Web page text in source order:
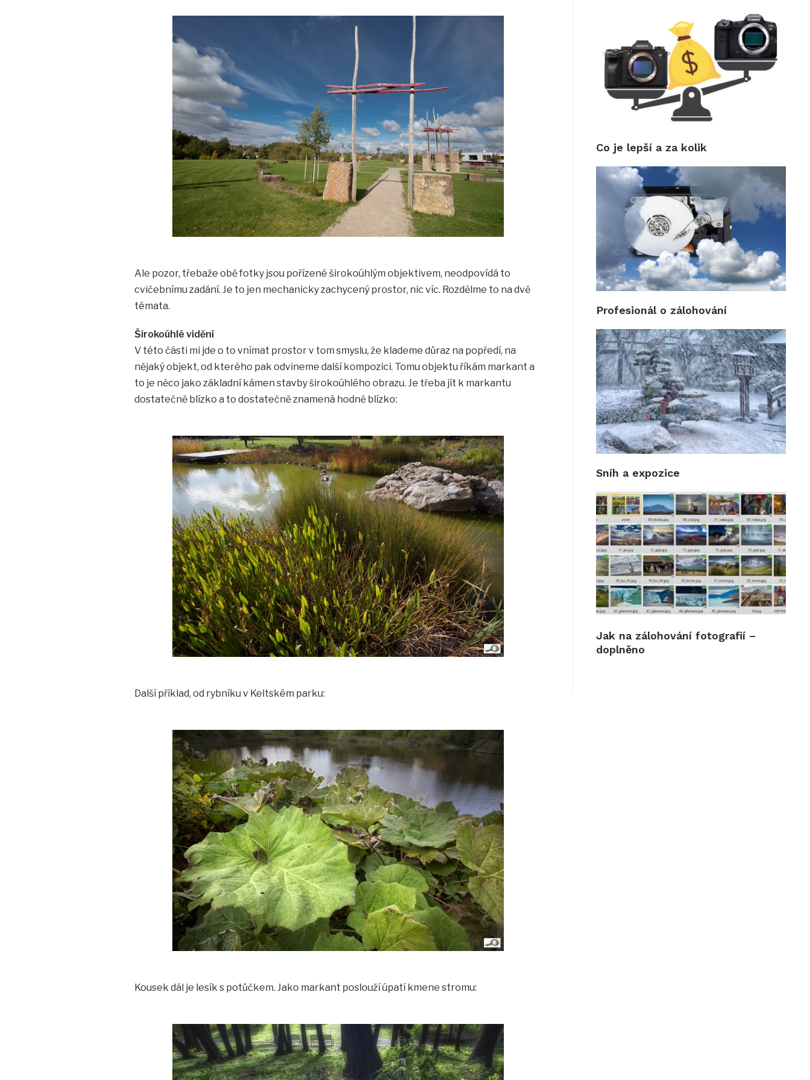
Ale pozor, třebaže obě fotky jsou pořízené širokoúhlým objektivem, neodpovídá to
cvičebnímu zadání. Je to jen mechanicky zachycený prostor, nic víc. Rozdělme to na dvě
témata.
Širokoúhlé vidění
V této části mi jde o to vnímat prostor v tom smyslu, že klademe důraz na popředí, na
nějaký objekt, od kterého pak odvineme další kompozici. Tomu objektu říkám markant a
to je něco jako základní kámen stavby širokoúhlého obrazu. Je třeba jít k markantu
dostatečně blízko a to dostatečně znamená hodně blízko:
Další příklad, od rybníku v Keltském parku:
Kousek dál je lesík s potůčkem. Jako markant poslouží úpatí kmene stromu:
Co je lepší a za kolik
Profesionál o zálohování
Sníh a expozice
Jak na zálohování fotografií –
doplněno